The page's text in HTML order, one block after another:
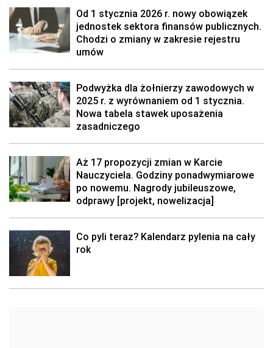
Od 1 stycznia 2026 r. nowy obowiązek
jednostek sektora finansów publicznych.
Chodzi o zmiany w zakresie rejestru
umów
Podwyżka dla żołnierzy zawodowych w
2025 r. z wyrównaniem od 1 stycznia.
Nowa tabela stawek uposażenia
zasadniczego
Aż 17 propozycji zmian w Karcie
Nauczyciela. Godziny ponadwymiarowe
po nowemu. Nagrody jubileuszowe,
odprawy [projekt, nowelizacja]
Co pyli teraz? Kalendarz pylenia na cały
rok